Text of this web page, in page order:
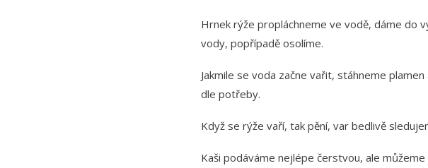
Hrnek rýže propláchneme ve vodě, dáme do
vody, popřípadě osolíme.
Jakmile se voda začne vařit, stáhneme
dle potřeby.
Když se rýže vaří, tak pění, var bedlivě
Kaši podáváme nejlépe čerstvou, ale